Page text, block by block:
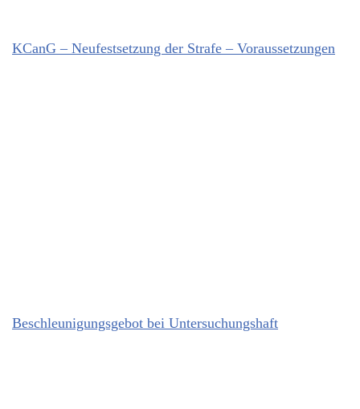
KCanG – Neufestsetzung der Strafe – Voraussetzungen
Beschleunigungsgebot bei Untersuchungshaft